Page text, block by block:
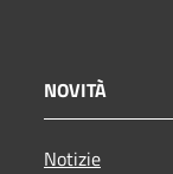
NOVITÀ
Notizie